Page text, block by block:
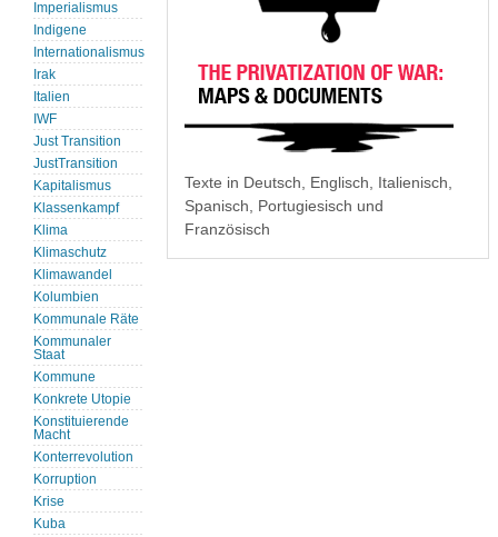
Imperialismus
Indigene
Internationalismus
Irak
Italien
IWF
Just Transition
JustTransition
Kapitalismus
Klassenkampf
Klima
Klimaschutz
Klimawandel
Kolumbien
Kommunale Räte
Kommunaler
Staat
Kommune
Konkrete Utopie
Konstituierende
Macht
Konterrevolution
Korruption
Krise
Kuba
Texte in Deutsch, Englisch, Italienisch,
Spanisch, Portugiesisch und
Französisch